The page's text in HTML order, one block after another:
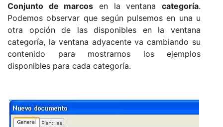
Conjunto de marcos en la ventanacategoría.
Podemos observar que según pulsemos en una u
otra opción de las disponibles en la ventana
categoría, la ventana adyacente va cambiando su
contenido para mostrarnos los ejemplos
disponibles para cada categoría.